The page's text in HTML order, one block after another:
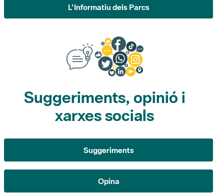
L'Informatiu dels Parcs
Suggeriments, opinió i
xarxes socials
Suggeriments
Opina